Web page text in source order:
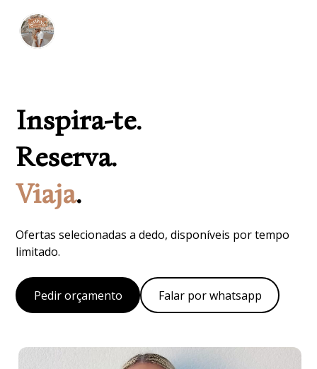
Inspira-te.
Reserva.
Viaja.
Ofertas selecionadas a dedo, disponíveis por tempo
limitado.
Pedir orçamento Falar por whatsapp